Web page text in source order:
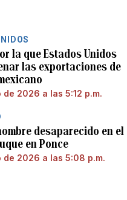
la que Estados Unidos
las exportaciones de
2026 a las 5:12 p.m.
desaparecido en el
en Ponce
de 2026 a las 5:08 p.m.